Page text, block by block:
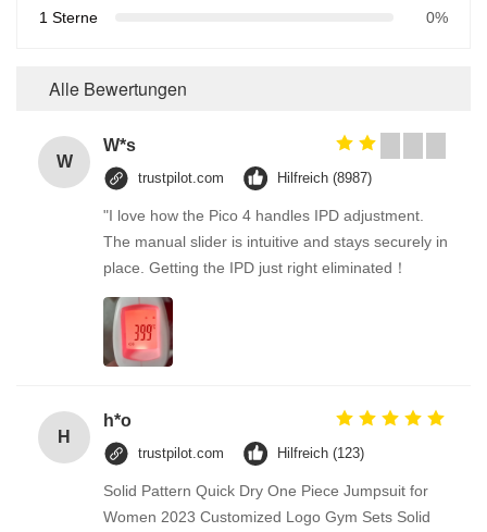
1 Sterne
0%
Alle Bewertungen
W
W*s
trustpilot.com Hilfreich (8987)
"I love how the Pico 4 handles IPD adjustment.
The manual slider is intuitive and stays securely in
place. Getting the IPD just right eliminated！
H
h*o
trustpilot.com Hilfreich (123)
Solid Pattern Quick Dry One Piece Jumpsuit for
Women 2023 Customized Logo Gym Sets Solid